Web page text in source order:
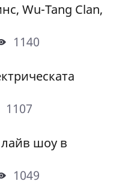
Wu-Tang Clan,
1140
1107
лайв шоу в
1049